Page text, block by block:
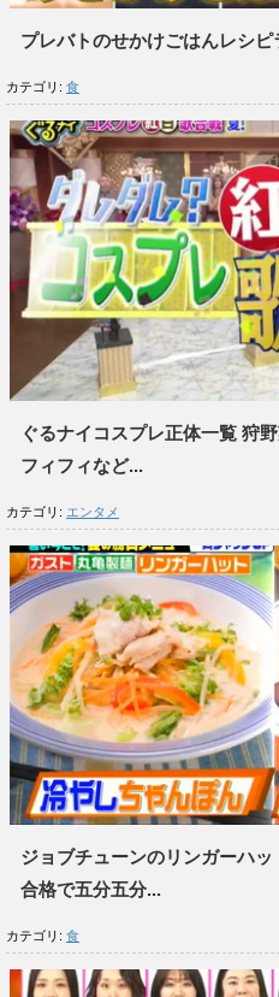
プレバトのせかけごはんレシ
カテゴリ: 食
ぐるナイコスプレ正体一覧 狩
フィフィなど...
カテゴリ: エンタメ
ジョブチューンのリンガーハ
合格で五分五分...
カテゴリ: 食